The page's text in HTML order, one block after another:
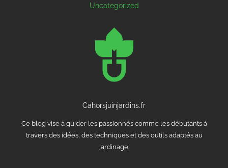
Uncategorized
Cahorsjuinjardins.fr
Ce blog vise à guider les passionnés comme les débutants à
travers des idées, des techniques et des outils adaptés au
jardinage.